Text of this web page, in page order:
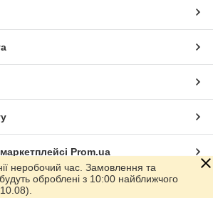
Prom.ua
неробочий час. Замовлення та
оброблені з 10:00 найближчого